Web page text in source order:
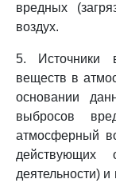
вредных
воздух.
5. Источники
веществ в
основании
выбросов
атмосферный
действующих
деятельности)